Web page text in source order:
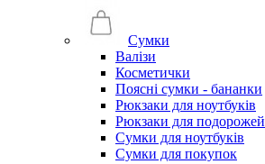
Сумки
Валізи
Косметички
Поясні сумки - бананки
Рюкзаки для ноутбуків
Рюкзаки для подорожей
Сумки для ноутбуків
Сумки для покупок